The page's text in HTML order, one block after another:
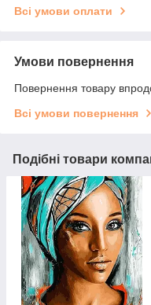
Всі умови оплати
Умови повернення
Повернення товару
Всі умови повернення
Подібні товари